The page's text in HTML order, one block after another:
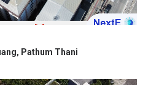
Pathum Thani